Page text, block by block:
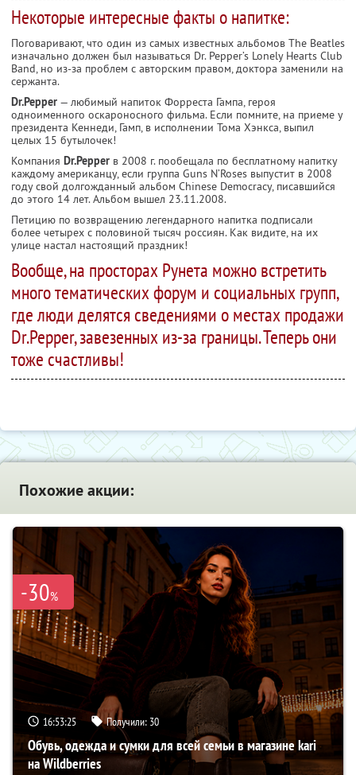
Некоторые интересные факты о напитке:
Поговаривают, что один из самых известных альбомов The Beatles
изначально должен был называться Dr. Pepper’s Lonely Hearts Club
Band, но из-за проблем с авторским правом, доктора заменили на
сержанта.
Dr.Pepper — любимый напиток Форреста Гампа, героя
одноименного оскароносного фильма. Если помните, на приеме у
президента Кеннеди, Гамп, в исполнении Тома Хэнкса, выпил
целых 15 бутылочек!
Компания Dr.Pepper в 2008 г. пообещала по бесплатному напитку
каждому американцу, если группа Guns N’Roses выпустит в 2008
году свой долгожданный альбом Chinese Democracy, писавшийся
до этого 14 лет. Альбом вышел 23.11.2008.
Петицию по возвращению легендарного напитка подписали
более четырех с половиной тысяч россиян. Как видите, на их
улице настал настоящий праздник!
Вообще, на просторах Рунета можно встретить
много тематических форум и социальных групп,
где люди делятся сведениями о местах продажи
Dr.Pepper, завезенных из-за границы. Теперь они
тоже счастливы!
Похожие акции:
-30%
16:53:24 Получили: 30
Обувь, одежда и сумки для всей семьи в магазине kari
на Wildberries